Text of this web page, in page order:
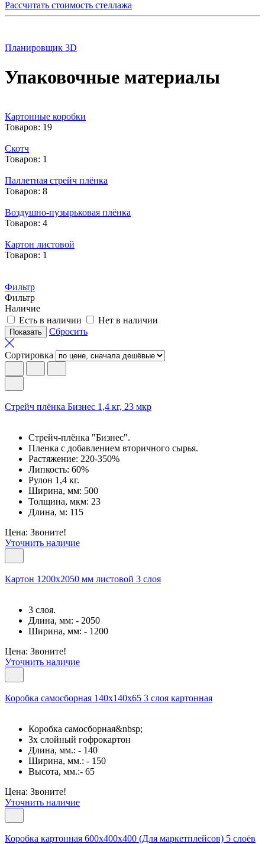
Рассчитать стоимость стеллажа
Планировщик 3D
Упаковочные материалы
Картонные коробки
Товаров: 19
Скотч
Товаров: 1
Паллетная стрейч плёнка
Товаров: 8
Воздушно-пузырьковая плёнка
Товаров: 4
Картон листовой
Товаров: 1
Фильтр
Фильтр
Наличие
Есть в наличии
Нет в наличии
Сбросить
Сортировка
Cтрейч плёнка Бизнес 1,4 кг, 23 мкр
Стрейч-плёнка "Бизнес".
Пленка с добавлением вторичного сырья.
Растяжение: 220-350%
Липкость: 60%
Рулон 1,4 кг.
Ширина, мм: 500
Толщина, мкм: 23
Длина, м: 115
Цена: Звоните!
Уточнить наличие
Картон 1200х2050 мм листовой 3 слоя
3 слоя.
Длина, мм: - 2050
Ширина, мм: - 1200
Цена: Звоните!
Уточнить наличие
Коробка самосборная 140х140х65 3 слоя картонная
Коробка самосборная&nbsp;
3х слойный гофрокартон
Длина, мм.: - 140
Ширина, мм.: - 150
Высота, мм.:- 65
Цена: Звоните!
Уточнить наличие
Коробка картонная 600х400х400 (Для маркетплейсов) 5 слоёв